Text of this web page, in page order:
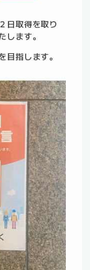
日取得を取り
します。
目指します。